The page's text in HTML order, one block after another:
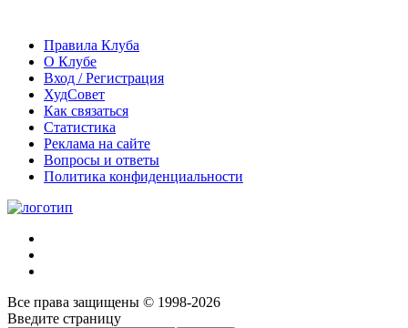
Правила Клуба
О Клубе
Вход / Регистрация
ХудСовет
Как связаться
Статистика
Реклама на сайте
Вопросы и ответы
Политика конфиденциальности
Все права защищены © 1998-2026
Введите страницу